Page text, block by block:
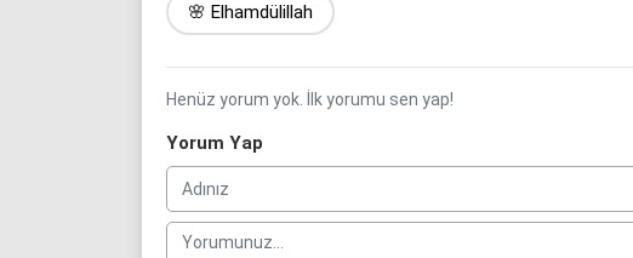
🌸 Elhamdülillah
Henüz yorum yok. İlk yorumu sen yap!
Yorum Yap